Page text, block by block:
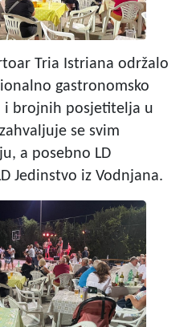
Tria Istriana održalo
gastronomsko
i brojnih posjetitelja u
se svim
a posebno LD
Jedinstvo iz Vodnjana.